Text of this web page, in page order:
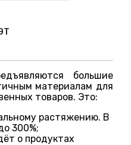
большие
материалам для
товаров. Это:
растяжению. В
300%;
о продуктах